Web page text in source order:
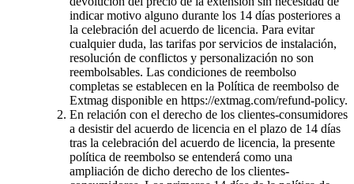
indicar motivo alguno durante los 14 días posteriores a
la celebración del acuerdo de licencia. Para evitar
cualquier duda, las tarifas por servicios de instalación,
resolución de conflictos y personalización no son
reembolsables. Las condiciones de reembolso
completas se establecen en la Política de reembolso de
Extmag disponible en https://extmag.com/refund-policy.
En relación con el derecho de los clientes-consumidores
a desistir del acuerdo de licencia en el plazo de 14 días
tras la celebración del acuerdo de licencia, la presente
política de reembolso se entenderá como una
ampliación de dicho derecho de los clientes-